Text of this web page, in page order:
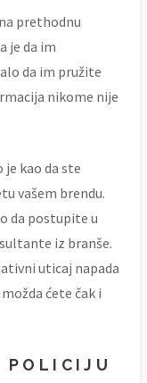
prethodnu
je da im
da im pružite
nikome nije
kao da ste
vašem brendu.
da postupite u
iz branše.
uticaj napada
ćete čak i
POLICIJU